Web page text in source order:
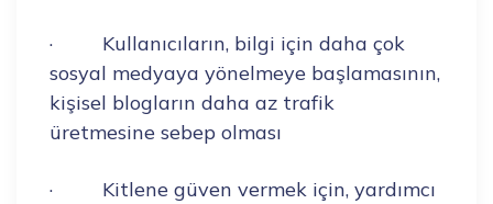
· Kullanıcıların, bilgi için daha çok
sosyal medyaya yönelmeye başlamasının,
kişisel blogların daha az trafik
üretmesine sebep olması
· Kitlene güven vermek için, yardımcı